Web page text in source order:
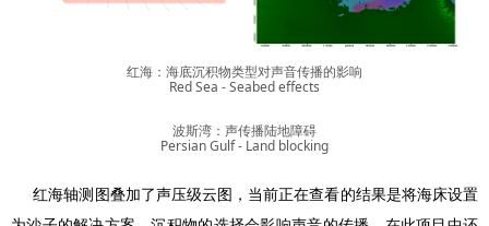
红海：海底沉积物类型对声音传播的影响
Red Sea - Seabed effects
红海轴测图叠加了声压级云图，当前正在查看的结果是将海床设置
波斯湾：声传播陆地障碍
Persian Gulf - Land blocking